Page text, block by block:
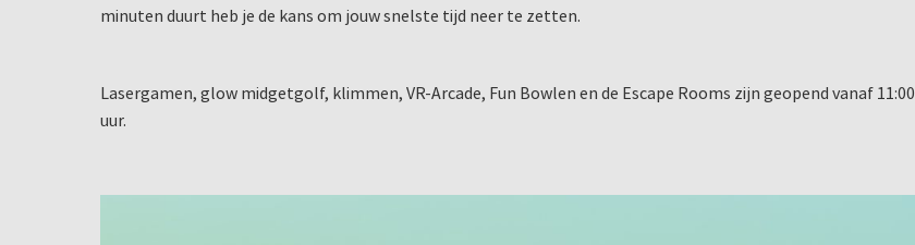
minuten duurt heb je de kans om jouw snelste tijd neer te zetten.
Lasergamen, glow midgetgolf, klimmen, VR-Arcade, Fun Bowlen en de Escape Rooms zijn geopend vanaf 11:00
uur.